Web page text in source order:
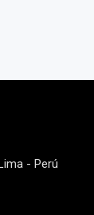
- Perú